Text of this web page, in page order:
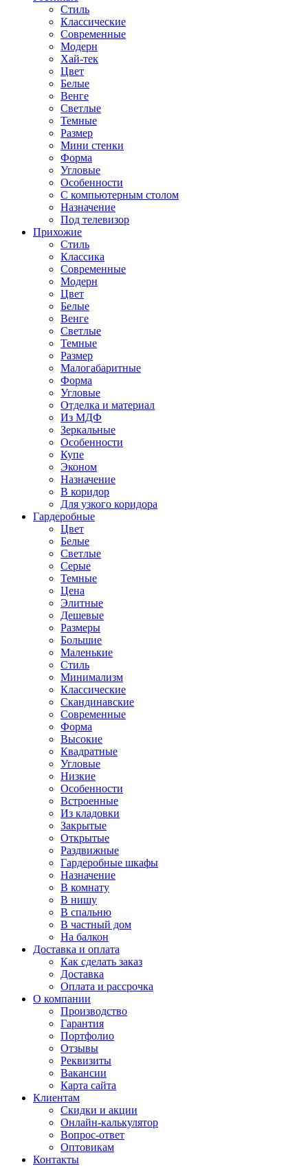
Стиль
Классические
Современные
Модерн
Хай-тек
Цвет
Белые
Венге
Светлые
Темные
Размер
Мини стенки
Форма
Угловые
Особенности
С компьютерным столом
Назначение
Под телевизор
Прихожие
Стиль
Классика
Современные
Модерн
Цвет
Белые
Венге
Светлые
Темные
Размер
Малогабаритные
Форма
Угловые
Отделка и материал
Из МДФ
Зеркальные
Особенности
Купе
Эконом
Назначение
В коридор
Для узкого коридора
Гардеробные
Цвет
Белые
Светлые
Серые
Темные
Цена
Элитные
Дешевые
Размеры
Большие
Маленькие
Стиль
Минимализм
Классические
Скандинавские
Современные
Форма
Высокие
Квадратные
Угловые
Низкие
Особенности
Встроенные
Из кладовки
Закрытые
Открытые
Раздвижные
Гардеробные шкафы
Назначение
В комнату
В нишу
В спальню
В частный дом
На балкон
Доставка и оплата
Как сделать заказ
Доставка
Оплата и рассрочка
О компании
Производство
Гарантия
Портфолио
Отзывы
Реквизиты
Вакансии
Карта сайта
Клиентам
Скидки и акции
Онлайн-калькулятор
Вопрос-ответ
Оптовикам
Контакты